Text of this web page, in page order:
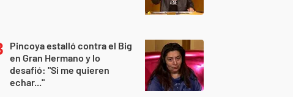
Pincoya estalló contra el Big
en Gran Hermano y lo
desafió: "Si me quieren
echar..."